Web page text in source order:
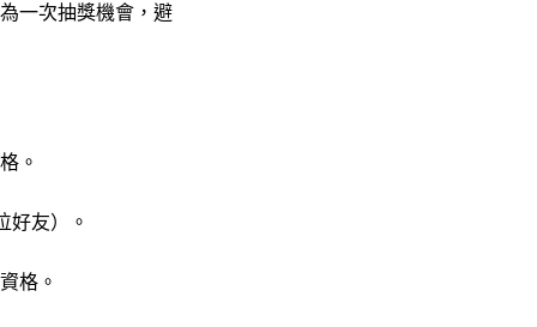
一次抽獎機會，避
。
好友）。
格。